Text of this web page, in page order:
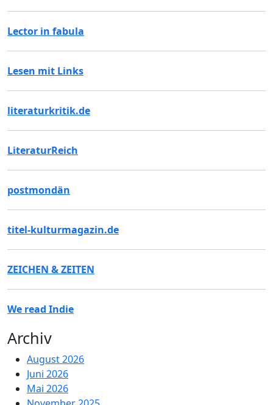
Lector in fabula
Lesen mit Links
literaturkritik.de
LiteraturReich
postmondän
titel-kulturmagazin.de
ZEICHEN & ZEITEN
We read Indie
Archiv
August 2026
Juni 2026
Mai 2026